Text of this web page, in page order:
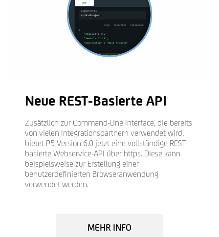
Neue REST-Basierte API
Zusätzlich zur Command-Line Interface, die bereits
von vielen Integrationspartnern verwendet wird,
bietet P5 Version 6.0 jetzt eine vollständige REST-
basierte Webservice-API über https. Diese kann
beispielsweise zur Erstellung einer
benutzerdefinierten Browseranwendung
verwendet werden.
MEHR INFO